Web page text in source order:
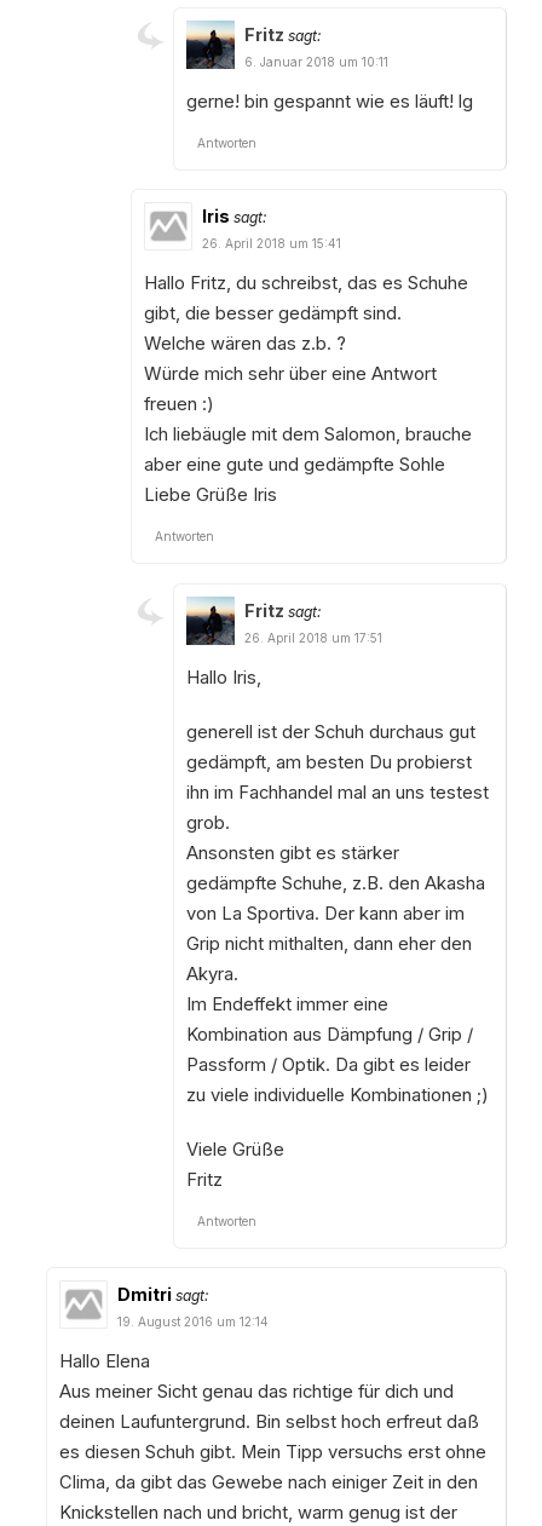
Fritz sagt:
6. Januar 2018 um 10:11
gerne! bin gespannt wie es läuft! lg
Antworten
Iris sagt:
26. April 2018 um 15:41
Hallo Fritz, du schreibst, das es Schuhe
gibt, die besser gedämpft sind.
Welche wären das z.b. ?
Würde mich sehr über eine Antwort
freuen :)
Ich liebäugle mit dem Salomon, brauche
aber eine gute und gedämpfte Sohle
Liebe Grüße Iris
Antworten
Fritz sagt:
26. April 2018 um 17:51
Hallo Iris,
generell ist der Schuh durchaus gut
gedämpft, am besten Du probierst
ihn im Fachhandel mal an uns testest
grob.
Ansonsten gibt es stärker
gedämpfte Schuhe, z.B. den Akasha
von La Sportiva. Der kann aber im
Grip nicht mithalten, dann eher den
Akyra.
Im Endeffekt immer eine
Kombination aus Dämpfung / Grip /
Passform / Optik. Da gibt es leider
zu viele individuelle Kombinationen ;)
Viele Grüße
Fritz
Antworten
Dmitri sagt:
19. August 2016 um 12:14
Hallo Elena
Aus meiner Sicht genau das richtige für dich und
deinen Laufuntergrund. Bin selbst hoch erfreut daß
es diesen Schuh gibt. Mein Tipp versuchs erst ohne
Clima, da gibt das Gewebe nach einiger Zeit in den
Knickstellen nach und bricht, warm genug ist der